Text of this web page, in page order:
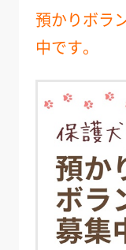
預かりボラ
中です。